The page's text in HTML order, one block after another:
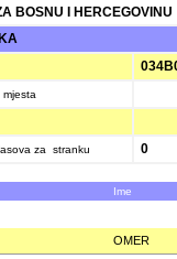
BOSNU I HERCEGOVINU
mjesta
za stranku 0
Ime
OMER